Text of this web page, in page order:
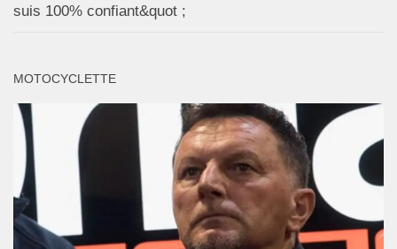
suis 100% confiant&quot ;
MOTOCYCLETTE